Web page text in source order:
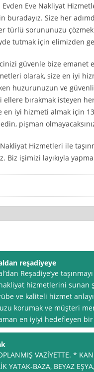
Eve Nakliyat
Size her
türlü sorununuzu
tutmak için elimizden
güvenle bize
olarak, size en iyi
huzurunuzun ve
bırakmak isteyen
en iyi hizmeti almak için
pişman
Hizmetleri ile
işimizi layıkıyla
reşadiyeye
Reşadiye’ye
hizmetlerini sunan
ve kaliteli hizmet
korumak ve müşteri
en iyiyi hedefleyen bir
VAZİYETTE. *
YATAK-BAZA, BEYAZ